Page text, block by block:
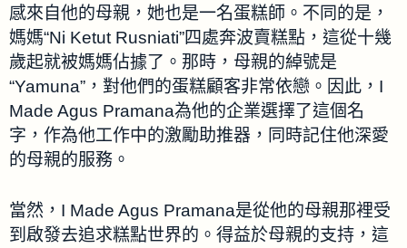
感來自他的母親，她也是一名蛋糕師。不同的是，
媽媽“Ni Ketut Rusniati”四處奔波賣糕點，這從十幾
歲起就被媽媽佔據了。那時，母親的綽號是
“Yamuna”，對他們的蛋糕顧客非常依戀。因此，I
Made Agus Pramana為他的企業選擇了這個名
字，作為他工作中的激勵助推器，同時記住他深愛
的母親的服務。
當然，I Made Agus Pramana是從他的母親那裡受
到啟發去追求糕點世界的。得益於母親的支持，這